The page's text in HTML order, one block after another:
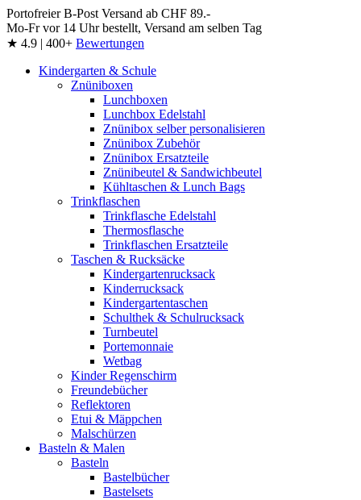
Portofreier B-Post Versand ab CHF 89.-
Mo-Fr vor 14 Uhr bestellt, Versand am selben Tag
★ 4.9 | 400+ Bewertungen
Kindergarten & Schule
Znüniboxen
Lunchboxen
Lunchbox Edelstahl
Znünibox selber personalisieren
Znünibox Zubehör
Znünibox Ersatzteile
Znünibeutel & Sandwichbeutel
Kühltaschen & Lunch Bags
Trinkflaschen
Trinkflasche Edelstahl
Thermosflasche
Trinkflaschen Ersatzteile
Taschen & Rucksäcke
Kindergartenrucksack
Kinderrucksack
Kindergartentaschen
Schulthek & Schulrucksack
Turnbeutel
Portemonnaie
Wetbag
Kinder Regenschirm
Freundebücher
Reflektoren
Etui & Mäppchen
Malschürzen
Basteln & Malen
Basteln
Bastelbücher
Bastelsets